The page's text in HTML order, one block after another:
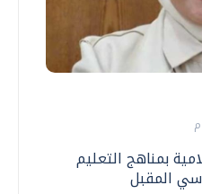
بمناهج التعليم
المقبل